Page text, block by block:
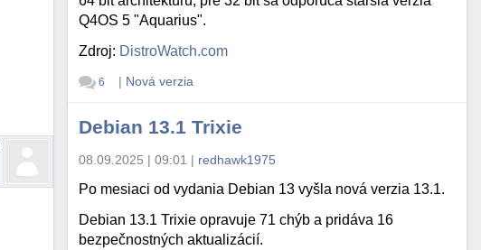
Q4OS 5 "Aquarius".
Zdroj: DistroWatch.com
6 | Nová verzia
Debian 13.1 Trixie
08.09.2025 | 09:01 | redhawk1975
Po mesiaci od vydania Debian 13 vyšla nová verzia 13.1.
Debian 13.1 Trixie opravuje 71 chýb a pridáva 16
bezpečnostných aktualizácií.